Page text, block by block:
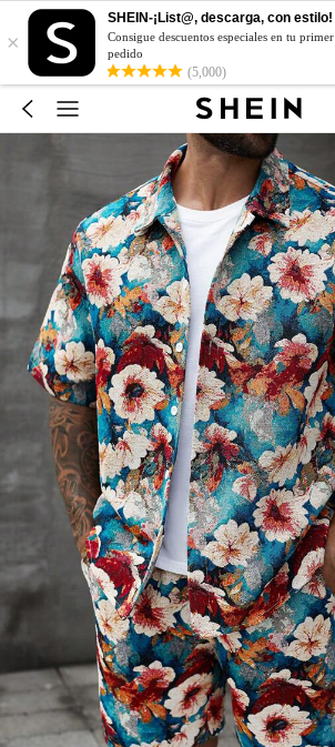
×
SHEIN-¡List@, descarga, con estilo!
Consigue descuentos especiales en tu primer
pedido
(5,000)